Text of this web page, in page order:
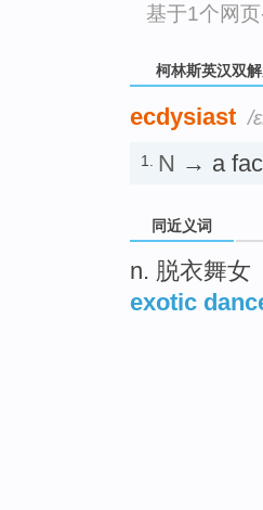
基于1个网页
柯林斯英汉双
ecdysiast /
1. N → a
同近义词
n. 脱衣舞女
exotic